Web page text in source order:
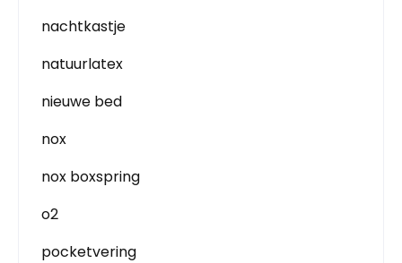
nachtkastje
natuurlatex
nieuwe bed
nox
nox boxspring
o2
pocketvering